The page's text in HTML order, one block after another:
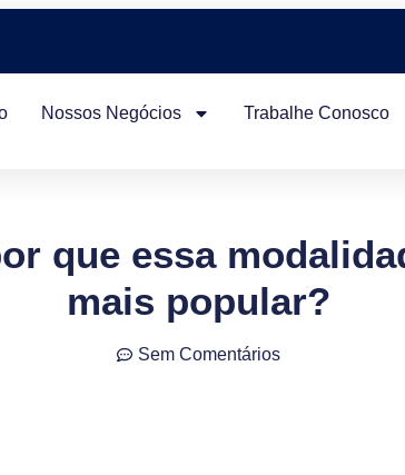
Nossos Negócios Trabalhe Conosco
que essa
mais popular?
Sem Comentários